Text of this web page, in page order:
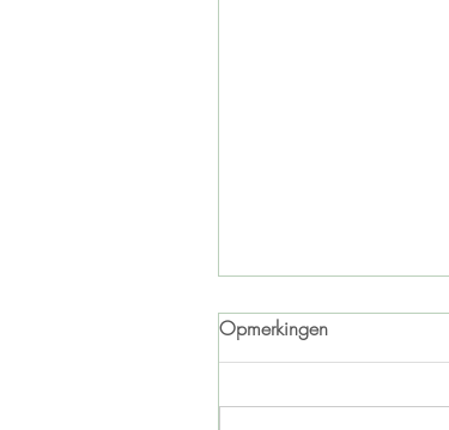
Opmerkingen